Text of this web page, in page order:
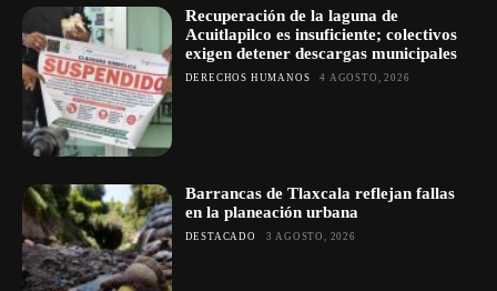
Recuperación de la laguna de
Acuitlapilco es insuficiente; colectivos
exigen detener descargas municipales
DERECHOS HUMANOS 4 AGOSTO, 2026
Barrancas de Tlaxcala reflejan fallas
en la planeación urbana
DESTACADO 3 AGOSTO, 2026